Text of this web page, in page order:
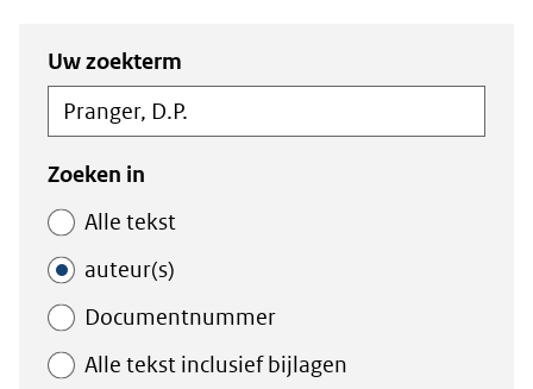
Zoeken
in
de
index
Zoeken
binnen
de
index
Uw zoekterm
Zoeken in
Alle tekst
auteur(s)
Documentnummer
Alle tekst inclusief bijlagen